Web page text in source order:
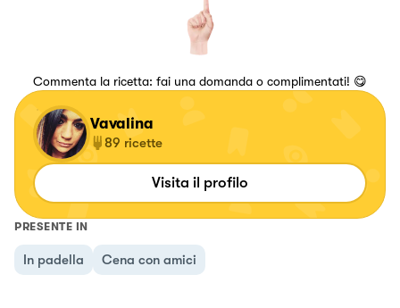
Commenta la ricetta: fai una domanda o complimentati! 😋
Vavalina
89 ricette
Visita il profilo
PRESENTE IN
In padella Cena con amici